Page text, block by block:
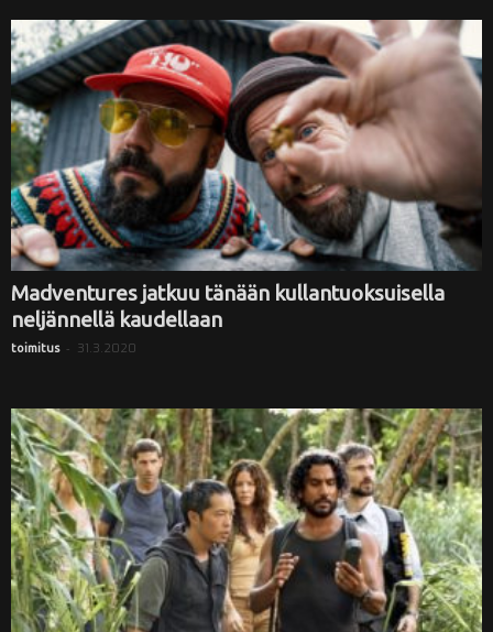
Madventures jatkuu tänään kullantuoksuisella
neljännellä kaudellaan
toimitus - 31.3.2020